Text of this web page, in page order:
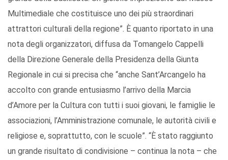
Multimediale che costituisce uno dei più straordinari
attrattori culturali della regione”. È quanto riportato in una
nota degli organizzatori, diffusa da Tomangelo Cappelli
della Direzione Generale della Presidenza della Giunta
Regionale in cui si precisa che “anche Sant’Arcangelo ha
accolto con grande entusiasmo l’arrivo della Marcia
d’Amore per la Cultura con tutti i suoi giovani, le famiglie le
associazioni, l’Amministrazione comunale, le autorità civili e
religiose e, soprattutto, con le scuole”. “È stato raggiunto
un grande risultato di condivisione – continua la nota – che